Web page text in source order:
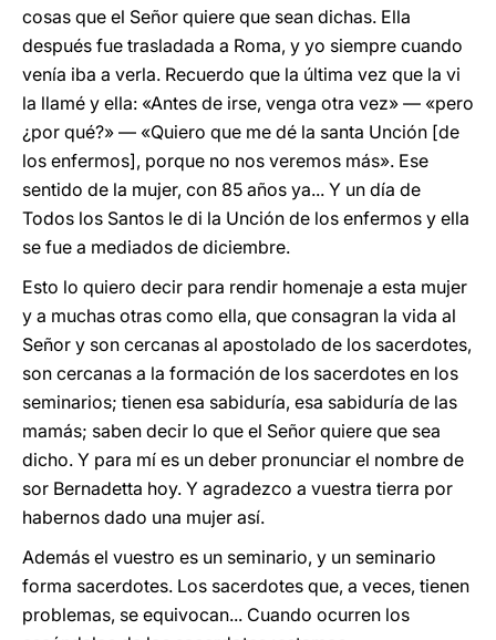
cosas que el Señor quiere que sean dichas. Ella
después fue trasladada a Roma, y yo siempre cuando
venía iba a verla. Recuerdo que la última vez que la vi
la llamé y ella: «Antes de irse, venga otra vez» — «pero
¿por qué?» — «Quiero que me dé la santa Unción [de
los enfermos], porque no nos veremos más». Ese
sentido de la mujer, con 85 años ya... Y un día de
Todos los Santos le di la Unción de los enfermos y ella
se fue a mediados de diciembre.
Esto lo quiero decir para rendir homenaje a esta mujer
y a muchas otras como ella, que consagran la vida al
Señor y son cercanas al apostolado de los sacerdotes,
son cercanas a la formación de los sacerdotes en los
seminarios; tienen esa sabiduría, esa sabiduría de las
mamás; saben decir lo que el Señor quiere que sea
dicho. Y para mí es un deber pronunciar el nombre de
sor Bernadetta hoy. Y agradezco a vuestra tierra por
habernos dado una mujer así.
Además el vuestro es un seminario, y un seminario
forma sacerdotes. Los sacerdotes que, a veces, tienen
problemas, se equivocan... Cuando ocurren los